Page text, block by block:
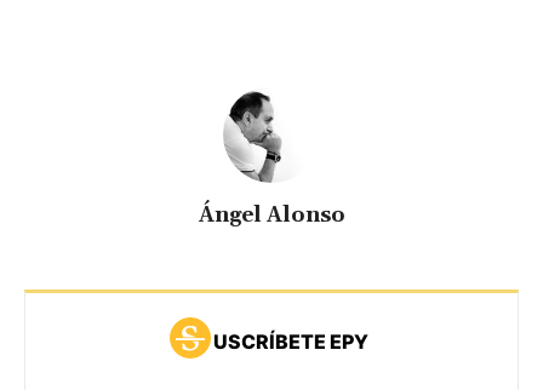
Ángel Alonso
USCRÍBETE EPY